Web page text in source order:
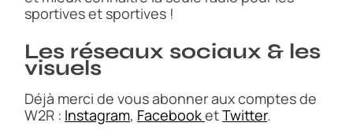
sportives et sportives !
Les réseaux sociaux & les
visuels
Déjà merci de vous abonner aux comptes de
W2R : Instagram, FacebooketTwitter.